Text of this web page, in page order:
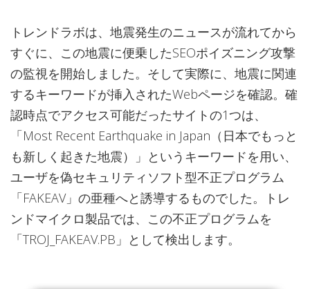
トレンドラボは、地震発生のニュースが流れてから
すぐに、この地震に便乗したSEOポイズニング攻撃
の監視を開始しました。そして実際に、地震に関連
するキーワードが挿入されたWebページを確認。確
認時点でアクセス可能だったサイトの1つは、
「Most Recent Earthquake in Japan（日本でもっと
も新しく起きた地震）」というキーワードを用い、
ユーザを偽セキュリティソフト型不正プログラム
「FAKEAV」の亜種へと誘導するものでした。トレ
ンドマイクロ製品では、この不正プログラムを
「TROJ_FAKEAV.PB」として検出します。